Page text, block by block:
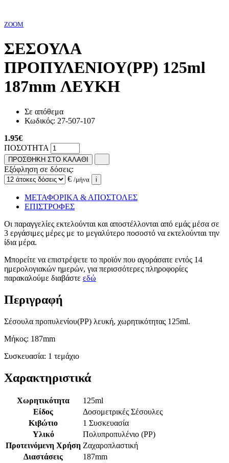
ZOOM
ΣΕΣΟΥΛΑ
ΠΡΟΠΥΛΕΝΙΟΥ(PP) 125ml
187mm ΛΕΥΚΗ
Σε απόθεμα
Κωδικός: 27-507-107
1.95€
ΠΟΣΟΤΗΤΑ
ΠΡΟΣΘΗΚΗ ΣΤΟ ΚΑΛΑΘΙ
Εξόφληση σε δόσεις:
€ /μήνα i
ΜΕΤΑΦΟΡΙΚΑ & ΑΠΟΣΤΟΛΕΣ
ΕΠΙΣΤΡΟΦΕΣ
Οι παραγγελίες εκτελούνται και αποστέλλονται από εμάς μέσα σε
3 εργάσιμες μέρες με το μεγαλύτερο ποσοστό να εκτελούνται την
ίδια μέρα.
Μπορείτε να επιστρέψετε το προϊόν που αγοράσατε εντός 14
ημερολογιακών ημερών, για περισσότερες πληροφορίες
παρακαλούμε διαβάστε εδώ
Περιγραφή
Σέσουλα προπυλενίου(PP) λευκή, χωρητικότητας 125ml.
Μήκος: 187mm
Συσκευασία: 1 τεμάχιο
Χαρακτηριστικά
Χωρητικότητα
125ml
Είδος
Δοσομετρικές Σέσουλες
Κιβώτιο
1 Συσκευασία
Υλικό
Πολυπροπυλένιο (PP)
Προτεινόμενη Χρήση Ζαχαροπλαστική
Διαστάσεις
187mm